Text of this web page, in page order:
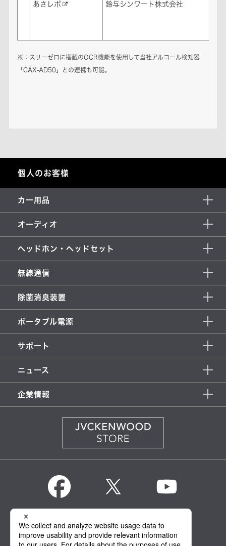
あさレポ 鈴与シンワート株式会社
※：スリーゼロに搭載のOCR機能を使用して当社アルコール検知器
「CAX-AD50」との連携も可能。
個人のお客様
カー用品
オーディオ
ヘッドホン・ヘッドセット
無線通信
除菌消臭装置
ポータブル電源
サポート
ニュース
企業情報
KENWOOD Global